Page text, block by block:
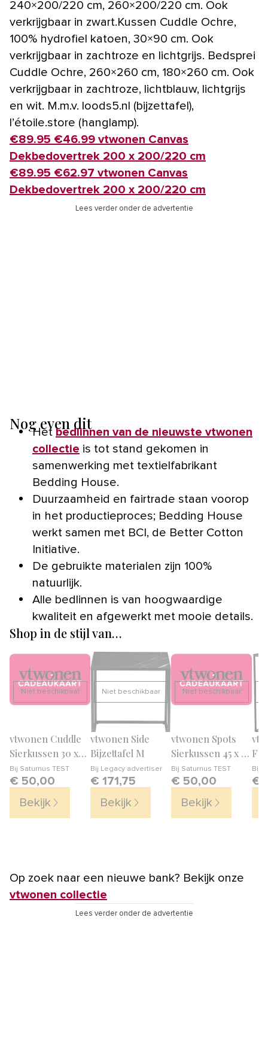
240×200/220 cm, 260×200/220 cm. Ook
verkrijgbaar in zwart.Kussen Cuddle Ochre,
100% hydrofiel katoen, 30×90 cm. Ook
verkrijgbaar in zachtroze en lichtgrijs. Bedsprei
Cuddle Ochre, 260×260 cm, 180×260 cm. Ook
verkrijgbaar in zachtroze, lichtblauw, lichtgrijs
en wit. M.m.v. loods5.nl (bijzettafel),
l’étoile.store (hanglamp).
€89.95 €46.99 vtwonen Canvas
Dekbedovertrek 200 x 200/220 cm
€89.95 €62.97 vtwonen Canvas
Dekbedovertrek 200 x 200/220 cm
Lees verder onder de advertentie
Nog even dit
Het bedlinnen van de nieuwste vtwonen
collectie is tot stand gekomen in
samenwerking met textielfabrikant
Bedding House.
Duurzaamheid en fairtrade staan voorop
in het productieproces; Bedding House
werkt samen met BCI, de Better Cotton
Initiative.
De gebruikte materialen zijn 100%
natuurlijk.
Alle bedlinnen is van hoogwaardige
kwaliteit en afgewerkt met mooie details.
Shop in de stijl van…
Niet beschikbaar
vtwonen Cuddle
Sierkussen 30 x
90 cm
Bij Saturnus TEST
€ 50,00
Bekijk
Niet beschikbaar
vtwonen Side
Bijzettafel M
Bij Legacy advertiser
€ 171,75
Bekijk
Niet beschikbaar
vtwonen Spots
Sierkussen 45 x 45
cm
Bij Saturnus TEST
€ 50,00
Bekijk
20
Bij
€
Op zoek naar een nieuwe bank? Bekijk onze
vtwonen collectie
Lees verder onder de advertentie